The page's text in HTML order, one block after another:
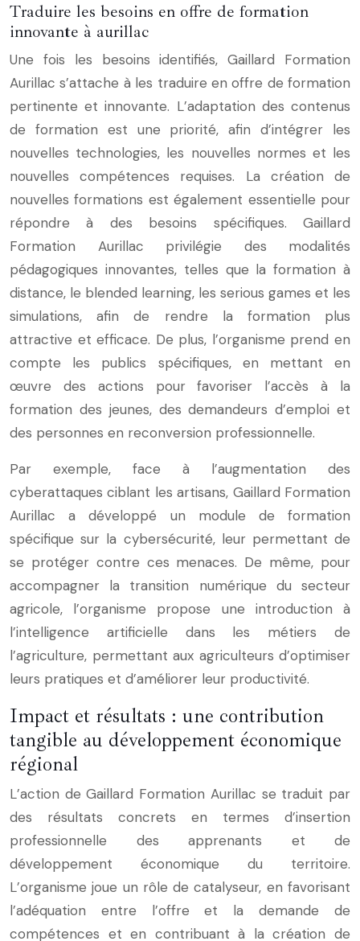
Traduire les besoins en offre de formation
innovante à aurillac
Une fois les besoins identifiés, Gaillard Formation
Aurillac s’attache à les traduire en offre de formation
pertinente et innovante. L’adaptation des contenus
de formation est une priorité, afin d’intégrer les
nouvelles technologies, les nouvelles normes et les
nouvelles compétences requises. La création de
nouvelles formations est également essentielle pour
répondre à des besoins spécifiques. Gaillard
Formation Aurillac privilégie des modalités
pédagogiques innovantes, telles que la formation à
distance, le blended learning, les serious games et les
simulations, afin de rendre la formation plus
attractive et efficace. De plus, l’organisme prend en
compte les publics spécifiques, en mettant en
œuvre des actions pour favoriser l’accès à la
formation des jeunes, des demandeurs d’emploi et
des personnes en reconversion professionnelle.
Par exemple, face à l’augmentation des
cyberattaques ciblant les artisans, Gaillard Formation
Aurillac a développé un module de formation
spécifique sur la cybersécurité, leur permettant de
se protéger contre ces menaces. De même, pour
accompagner la transition numérique du secteur
agricole, l’organisme propose une introduction à
l’intelligence artificielle dans les métiers de
l’agriculture, permettant aux agriculteurs d’optimiser
leurs pratiques et d’améliorer leur productivité.
Impact et résultats : une contribution
tangible au développement économique
régional
L’action de Gaillard Formation Aurillac se traduit par
des résultats concrets en termes d’insertion
professionnelle des apprenants et de
développement économique du territoire.
L’organisme joue un rôle de catalyseur, en favorisant
l’adéquation entre l’offre et la demande de
compétences et en contribuant à la création de